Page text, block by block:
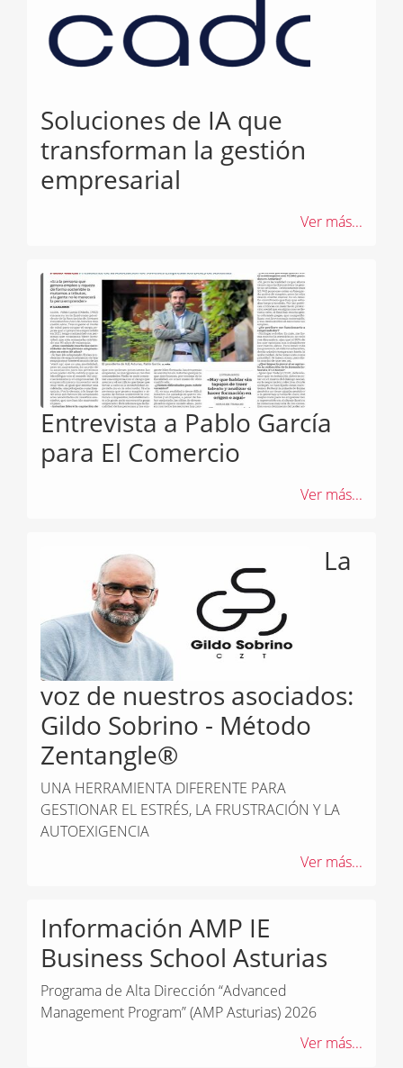
Soluciones de IA que
transforman la gestión
empresarial
Ver más...
Entrevista a Pablo García
para El Comercio
Ver más...
La
voz de nuestros asociados:
Gildo Sobrino - Método
Zentangle®
UNA HERRAMIENTA DIFERENTE PARA
GESTIONAR EL ESTRÉS, LA FRUSTRACIÓN Y LA
AUTOEXIGENCIA
Ver más...
Información AMP IE
Business School Asturias
Programa de Alta Dirección “Advanced
Management Program” (AMP Asturias) 2026
Ver más...